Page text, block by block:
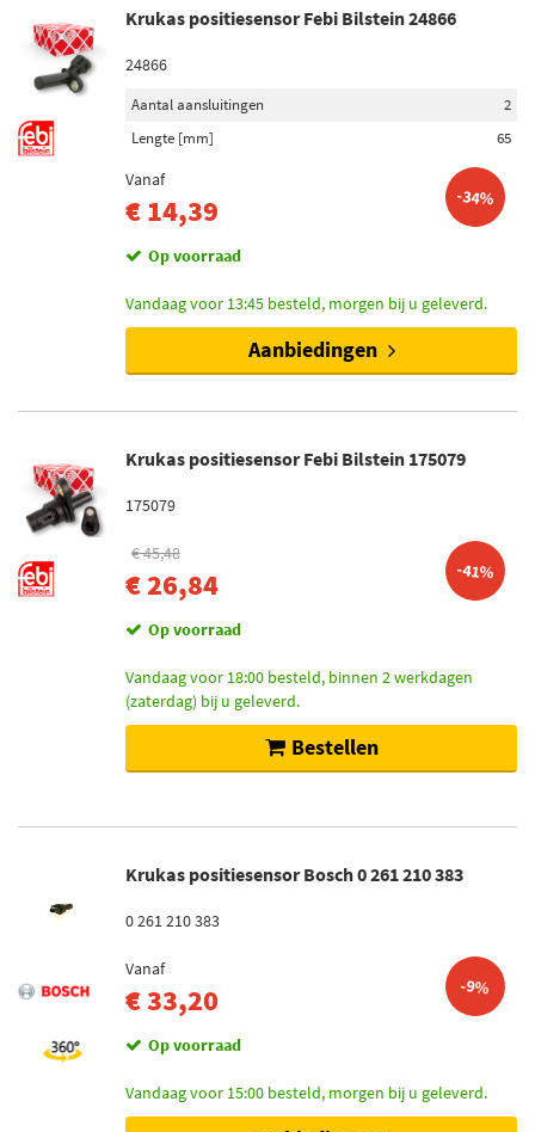
Krukas positiesensor Febi Bilstein 24866
24866
Aantal aansluitingen
2
Lengte [mm]
65
Vanaf
€ 14,39 -34%
Op voorraad
Vandaag voor 13:45 besteld, morgen bij u geleverd.
Aanbiedingen
Krukas positiesensor Febi Bilstein 175079
175079
€ 45,48
€ 26,84 -41%
Op voorraad
Vandaag voor 18:00 besteld, binnen 2 werkdagen
(zaterdag) bij u geleverd.
Bestellen
Krukas positiesensor Bosch 0 261 210 383
0 261 210 383
Vanaf
€ 33,20 -9%
Op voorraad
Vandaag voor 15:00 besteld, morgen bij u geleverd.